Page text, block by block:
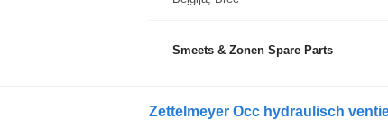
Smeets & Zonen Spare Parts
Zettelmeyer Occ hydraulisch